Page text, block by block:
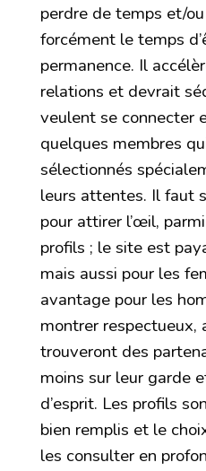
perdre de temps et/
forcément le temps
permanence. Il
relations et devrait
veulent se connecter
quelques membres
sélectionnés
leurs attentes. Il faut
pour attirer l’œil,
profils ; le site est
mais aussi pour les
avantage pour les
montrer respectueux,
trouveront des
moins sur leur garde
d’esprit. Les profils
bien remplis et le
les consulter en